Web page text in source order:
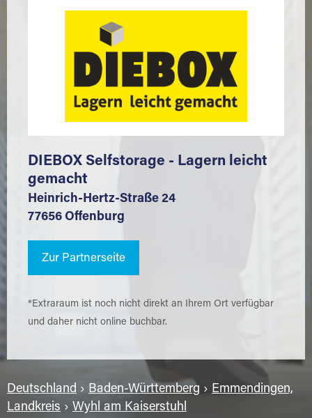
DIEBOX Selfstorage - Lagern leicht
gemacht
Heinrich-Hertz-Straße 24
77656 Offenburg
Zur Partnerseite
*Extraraum ist noch nicht direkt an Ihrem Ort verfügbar
und daher nicht online buchbar.
Deutschland › Baden-Württemberg › Emmendingen,
Landkreis › Wyhl am Kaiserstuhl